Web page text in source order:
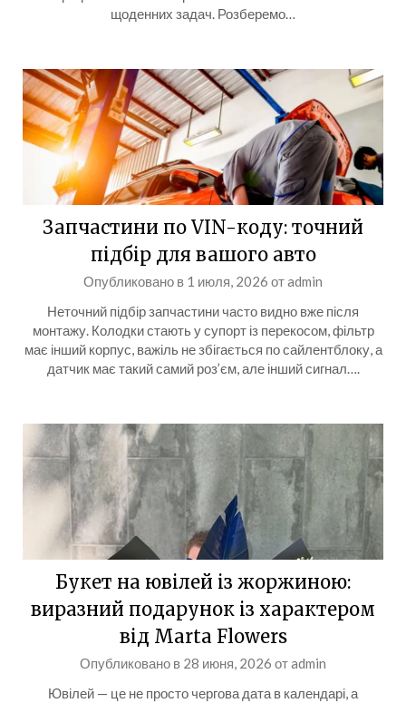
щоденних задач. Розберемо…
Запчастини по VIN-коду: точний
підбір для вашого авто
Опубликовано в 1 июля, 2026 отadmin
Неточний підбір запчастини часто видно вже після
монтажу. Колодки стають у супорт із перекосом, фільтр
має інший корпус, важіль не збігається по сайлентблоку, а
датчик має такий самий роз’єм, але інший сигнал….
Букет на ювілей із жоржиною:
виразний подарунок із характером
від Marta Flowers
Опубликовано в 28 июня, 2026 отadmin
Ювілей — це не просто чергова дата в календарі, а